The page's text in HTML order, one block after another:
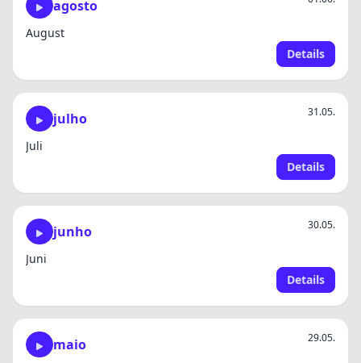
agosto
August
Details
julho 31.05.
Juli
Details
junho 30.05.
Juni
Details
maio 29.05.